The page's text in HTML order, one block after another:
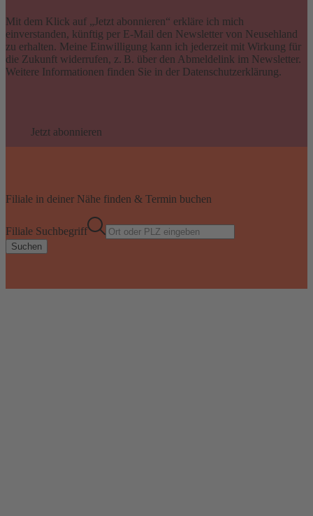
Mit dem Klick auf „Jetzt abonnieren“ erkläre ich mich
einverstanden, künftig per E-Mail den Newsletter von Neusehland
zu erhalten. Meine Einwilligung kann ich jederzeit mit Wirkung für
die Zukunft widerrufen, z. B. über den Abmeldelink im Newsletter.
Weitere Informationen finden Sie in der Datenschutzerklärung.
Jetzt abonnieren
Filiale in deiner Nähe finden & Termin buchen
Filiale Suchbegriff
Suchen